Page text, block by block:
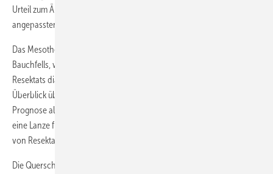
Urteil zum Änderungsnachweis während der Genesungszeit
angepassten Aktualisierung von
Das Mesotheliom der Tunica vaginalis testis, eine Ausstülpung des
Bauchfells, wird erst durch die histopathologische Beurteilung des
Resektats diagnostiziert.
Überblick über diesen Tumor, der erfreulicherweise eine bessere
Prognose als Mesotheliome anderer Lokalisationen hat, und brechen
eine Lanze für die grundsätzliche histopathologische Untersuchung
von Resektaten.
Die Querschnittlähmung kann als Langzeitfolge zu äußerst aggressiven